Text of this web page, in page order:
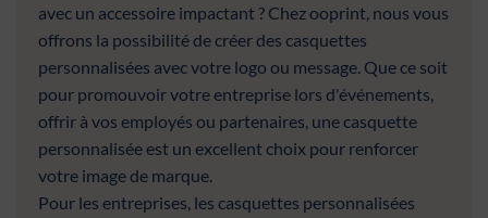
avec un accessoire impactant ? Chez ooprint, nous vous
offrons la possibilité de créer des casquettes
personnalisées avec votre logo ou message. Que ce soit
pour promouvoir votre entreprise lors d'événements,
offrir à vos employés ou partenaires, une casquette
personnalisée est un excellent choix pour renforcer
votre image de marque.
Pour les entreprises, les casquettes personnalisées